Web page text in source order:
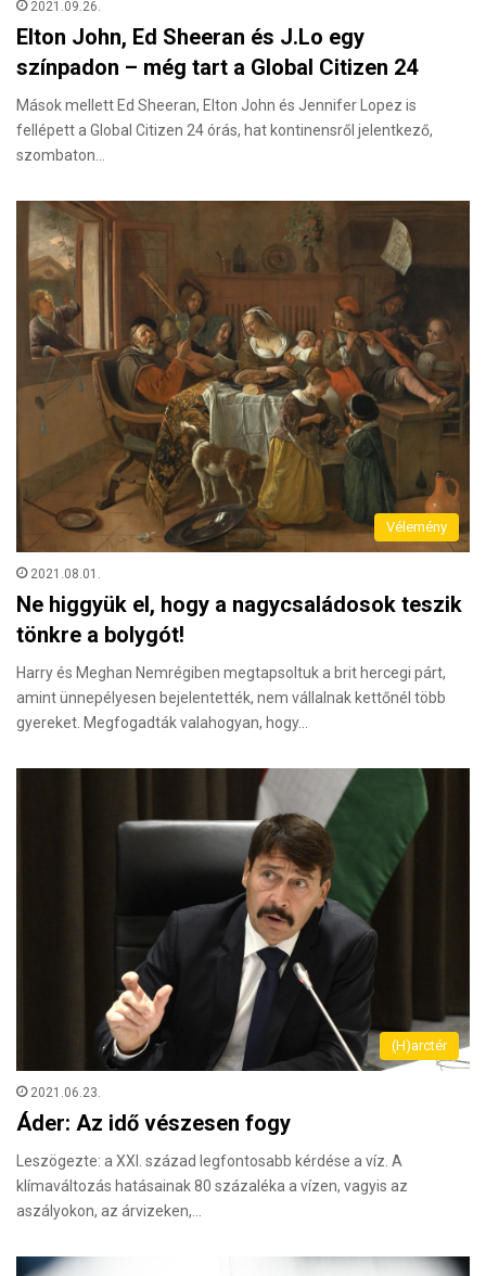
2021.09.26.
Elton John, Ed Sheeran és J.Lo egy
színpadon – még tart a Global Citizen 24
Mások mellett Ed Sheeran, Elton John és Jennifer Lopez is
fellépett a Global Citizen 24 órás, hat kontinensről jelentkező,
szombaton…
Vélemény
2021.08.01.
Ne higgyük el, hogy a nagycsaládosok teszik
tönkre a bolygót!
Harry és Meghan Nemrégiben megtapsoltuk a brit hercegi párt,
amint ünnepélyesen bejelentették, nem vállalnak kettőnél több
gyereket. Megfogadták valahogyan, hogy…
(H)arctér
2021.06.23.
Áder: Az idő vészesen fogy
Leszögezte: a XXI. század legfontosabb kérdése a víz. A
klímaváltozás hatásainak 80 százaléka a vízen, vagyis az
aszályokon, az árvizeken,…